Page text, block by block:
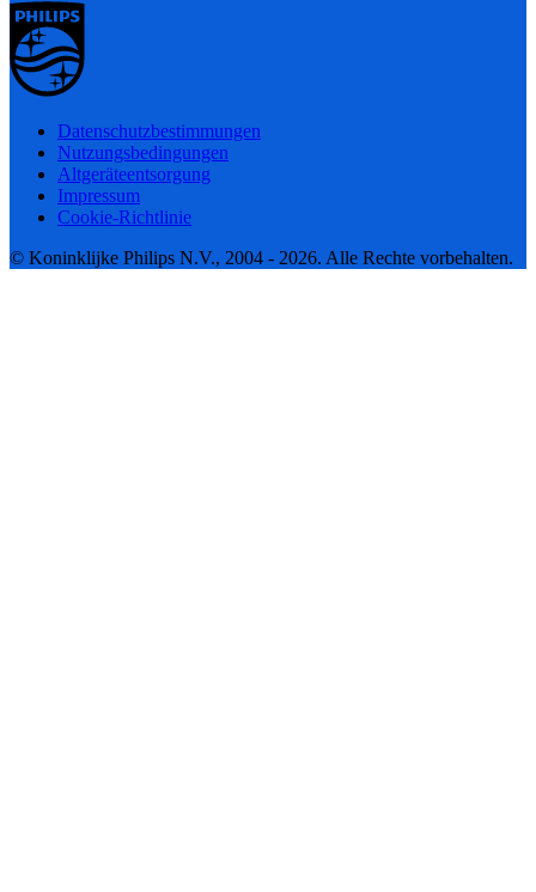
Datenschutzbestimmungen
Nutzungsbedingungen
Altgeräteentsorgung
Impressum
Cookie-Richtlinie
© Koninklijke Philips N.V., 2004 - 2026. Alle Rechte vorbehalten.